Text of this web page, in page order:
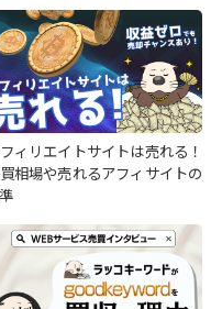
ィリエイトサイトは売れる！
相場や売れるアフィサイトの